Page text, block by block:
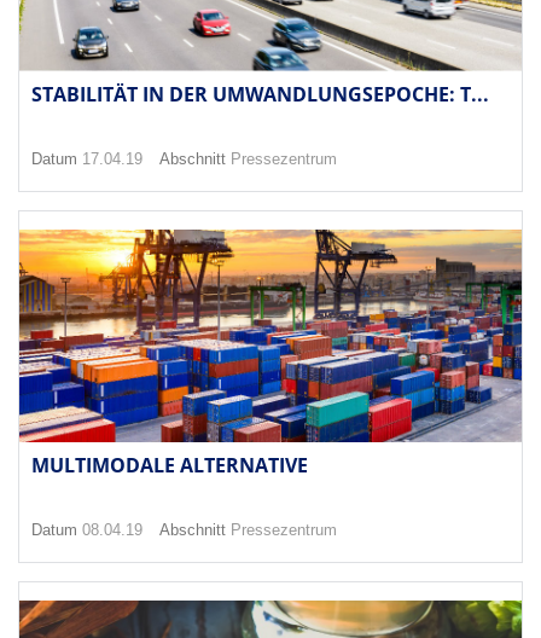
STABILITÄT IN DER UMWANDLUNGSEPOCHE: T...
Datum 17.04.19 Abschnitt Pressezentrum
MULTIMODALE ALTERNATIVE
Datum 08.04.19 Abschnitt Pressezentrum